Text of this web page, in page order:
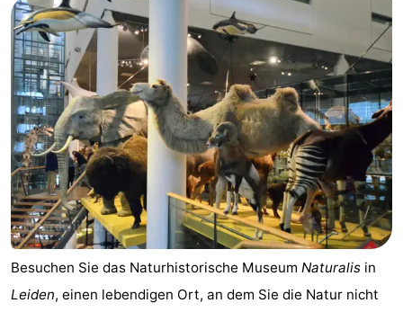
Besuchen Sie das Naturhistorische Museum Naturalis in
Leiden, einen lebendigen Ort, an dem Sie die Natur nicht